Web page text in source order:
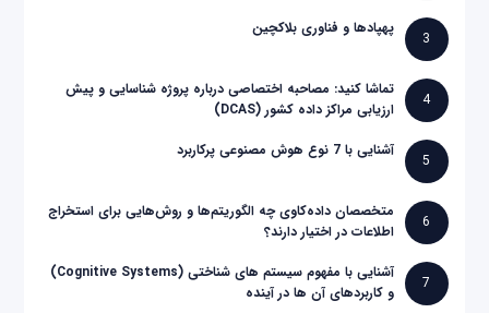
3
پهپادها و فناوری بلاکچین
4
تماشا کنید: مصاحبه اختصاصی درباره پروژه شناسایی و پیش
ارزیابی مراکز داده کشور (DCAS)
5
آشنایی با 7 نوع هوش مصنوعی پرکاربرد
6
متخصصان داده‌کاوی چه الگوریتم‌ها و روش‌هایی برای استخراج
اطلاعات در اختیار دارند؟
7
آشنایی با مفهوم سیستم های شناختی (Cognitive Systems)
و کاربردهای آن ها در آینده